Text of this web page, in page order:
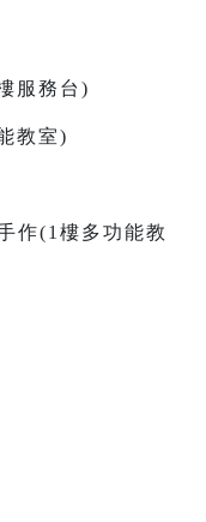
服務台)
教室)
作(1樓多功能教